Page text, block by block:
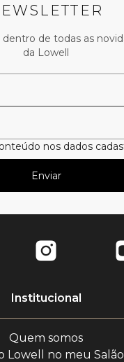
dentro de todas as
da Lowell
nos dados
Enviar
Institucional
Quem somos
Lowell no meu Salão